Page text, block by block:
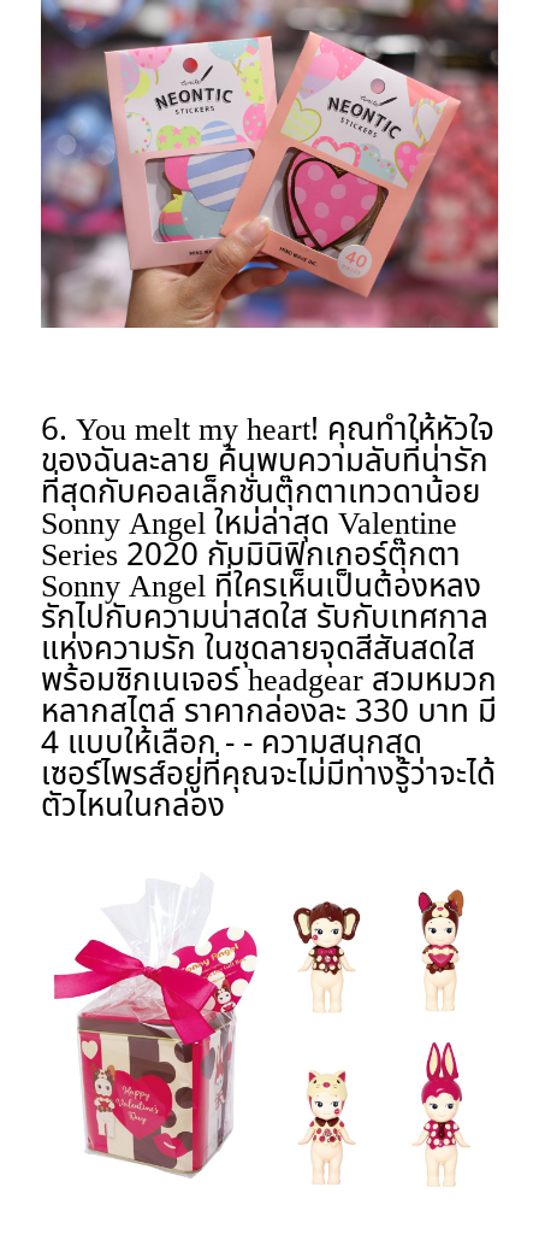
6. You melt my heart! คุณทำให้หัวใจ
ของฉันละลายค้นพบความลับที่น่ารัก
ที่สุดกับคอลเล็กชั่นตุ๊กตาเทวดาน้อย
Sonny Angel ใหม่ล่าสุด Valentine
Series 2020 กับมินิฟิกเกอร์ตุ๊กตา
Sonny Angel ที่ใครเห็นเป็นต้องหลง
รักไปกับความน่าสดใส รับกับเทศกาล
แห่งความรัก ในชุดลายจุดสีสันสดใส
พร้อมซิกเนเจอร์ headgear สวมหมวก
หลากสไตล์ ราคากล่องละ 330 บาท มี
4 แบบให้เลือก - - ความสนุกสุด
เซอร์ไพรส์อยู่ที่คุณจะไม่มีทางรู้ว่าจะได้
ตัวไหนในกล่อง